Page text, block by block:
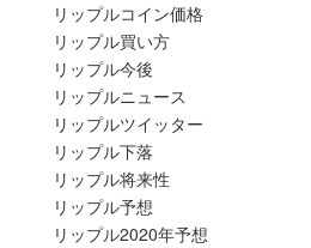
リップルコイン価格
リップル買い方
リップル今後
リップルニュース
リップルツイッター
リップル下落
リップル将来性
リップル予想
リップル2020年予想